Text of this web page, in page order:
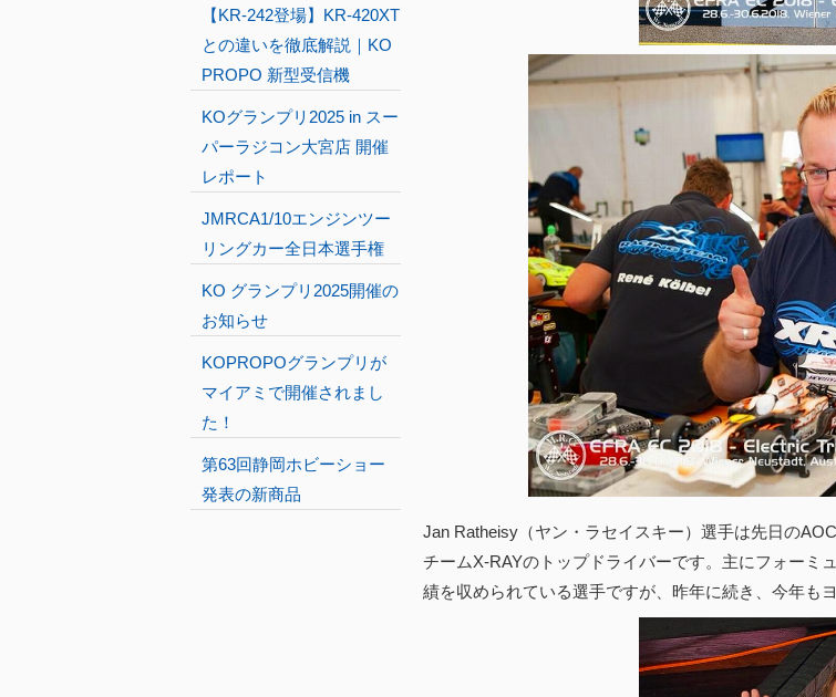
Jan Ratheisy（ヤン・ラセイスキー）選手は先日の
チームX-RAYのトップドライバーです。主にフォーミ
績を収められている選手ですが、昨年に続き、今年も
【KR-242登場】KR-420XT
との違いを徹底解説｜KO
PROPO 新型受信機
KOグランプリ2025 in スー
パーラジコン大宮店 開催
レポート
JMRCA1/10エンジンツー
リングカー全日本選手権
KO グランプリ2025開催の
お知らせ
KOPROPOグランプリが
マイアミで開催されまし
た！
第63回静岡ホビーショー
発表の新商品